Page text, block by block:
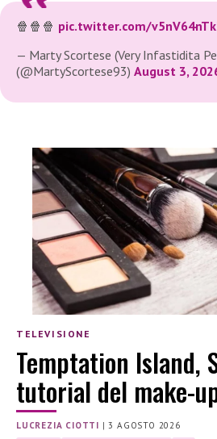
🍿🍿🍿 pic.twitter.com/
— Marty Scortese (Very Infastidita
(@MartyScortese93) August 3,
TELEVISIONE
Temptation Island,
tutorial del make-
LUCREZIA CIOTTI |3 AGOSTO 2026